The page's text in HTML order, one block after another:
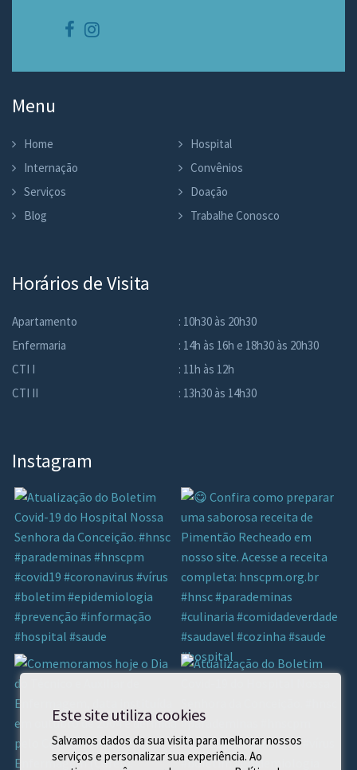
Este site utiliza cookies
Salvamos dados da sua visita para melhorar nossos
serviços e personalizar sua experiência. Ao
Menu
Home
Hospital
Internação
Convênios
Serviços
Doação
Blog
Trabalhe Conosco
Horários de Visita
Apartamento
: 10h30 às 20h30
Enfermaria
: 14h às 16h e 18h30 às 20h30
CTI I
: 11h às 12h
CTI II
: 13h30 às 14h30
Instagram